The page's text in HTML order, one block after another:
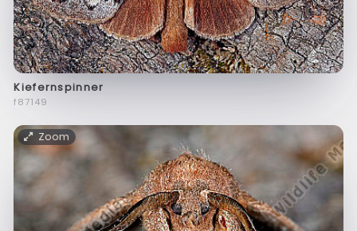
Kiefernspinner
f87149
Zoom